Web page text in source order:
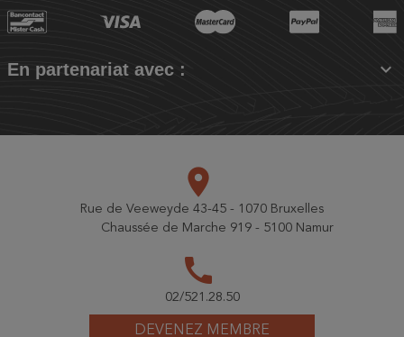
En partenariat avec : 
DEVENEZ MEMBRE
place
Rue de Veeweyde 43-45 - 1070 Bruxelles
Chaussée de Marche 919 - 5100 Namur
call
02/521.28.50